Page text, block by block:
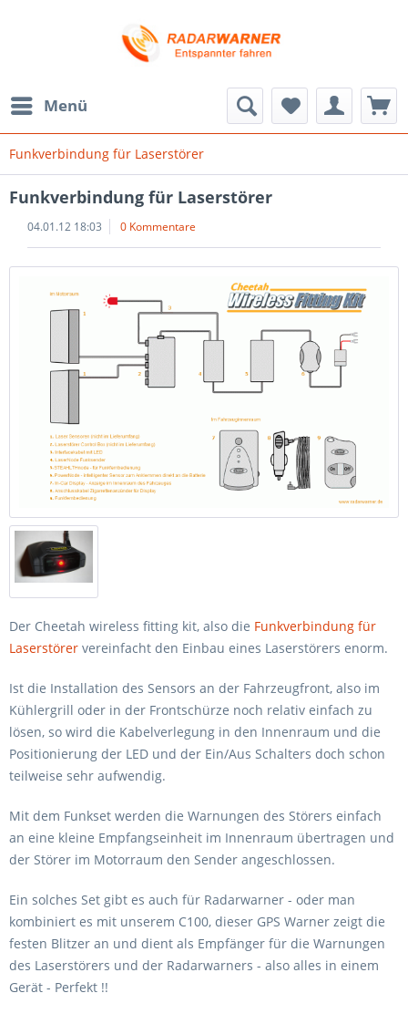
Menü
Funkverbindung für Laserstörer
Funkverbindung für Laserstörer
04.01.12 18:03 0 Kommentare
Der Cheetah wireless fitting kit, also die Funkverbindung für
Laserstörer vereinfacht den Einbau eines Laserstörers enorm.
Ist die Installation des Sensors an der Fahrzeugfront, also im
Kühlergrill oder in der Frontschürze noch relativ einfach zu
lösen, so wird die Kabelverlegung in den Innenraum und die
Positionierung der LED und der Ein/Aus Schalters doch schon
teilweise sehr aufwendig.
Mit dem Funkset werden die Warnungen des Störers einfach
an eine kleine Empfangseinheit im Innenraum übertragen und
der Störer im Motorraum den Sender angeschlossen.
Ein solches Set gibt es auch für Radarwarner - oder man
kombiniert es mit unserem C100, dieser GPS Warner zeigt die
festen Blitzer an und dient als Empfänger für die Warnungen
des Laserstörers und der Radarwarners - also alles in einem
Gerät - Perfekt !!